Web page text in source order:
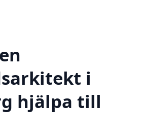
i
hjälpa till